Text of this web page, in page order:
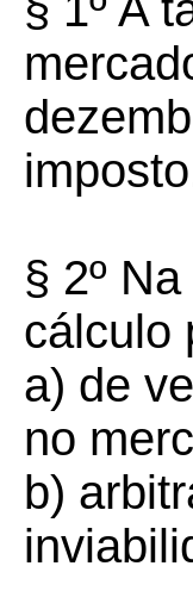
§ 2º
cálculo
a) de
no
b)